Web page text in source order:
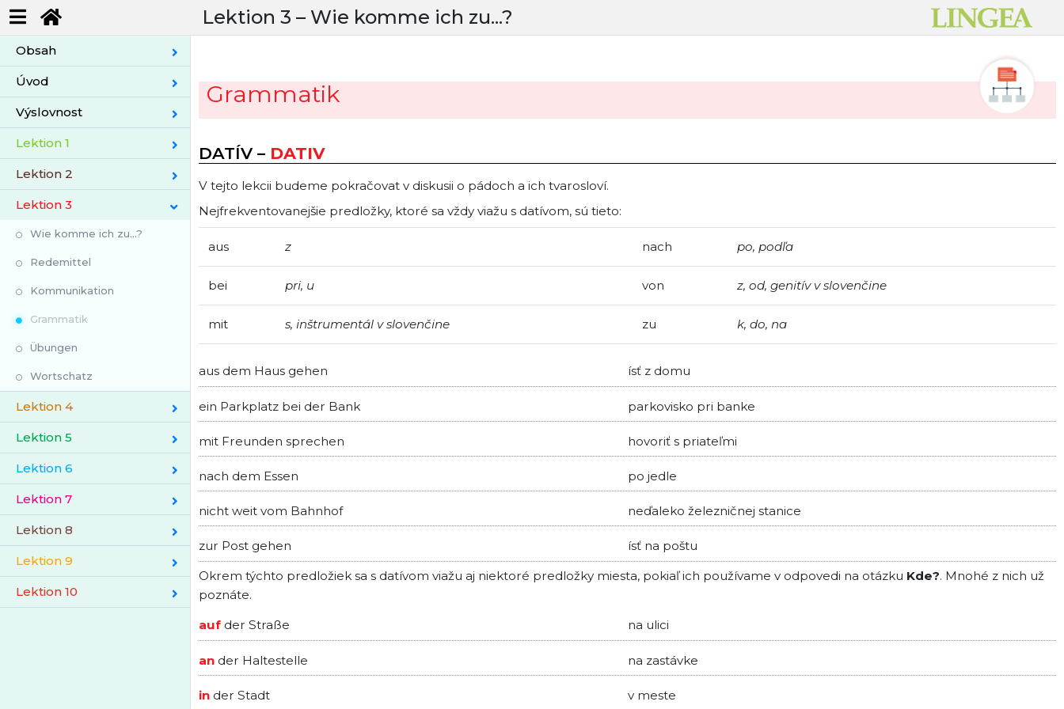
Lektion 3 – Wie komme ich zu...?
Obsah
Úvod
Výslovnost
Lektion 1
Lektion 2
Lektion 3
Wie komme ich zu...?
Redemittel
Kommunikation
Grammatik
Übungen
Wortschatz
Lektion 4
Lektion 5
Lektion 6
Lektion 7
Lektion 8
Lektion 9
Lektion 10
Grammatik
DATÍV – DATIV
V tejto lekcii budeme pokračovat v diskusii o pádoch a ich tvarosloví.
Nejfrekventovanejšie predložky, ktoré sa vždy viažu s datívom, sú tieto:
aus z nach po, podľa
bei pri, u von z, od, genitív v slovenčine
mit s, inštrumentál v slovenčine zu k, do, na
aus dem Haus gehen ísť z domu
ein Parkplatz bei der Bank parkovisko pri banke
mit Freunden sprechen hovoriť s priateľmi
nach dem Essen po jedle
nicht weit vom Bahnhof neďaleko železničnej stanice
zur Post gehen
ísť na poštu
Okrem týchto predložiek sa s datívom viažu aj niektoré predložky miesta, pokiaľ ich používame v odpovedi na otázku Kde?. Mnohé z nich už
poznáte.
auf der Straße na ulici
an der Haltestelle na zastávke
in der Stadt v meste